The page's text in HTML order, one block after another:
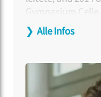
Gymnasium
Kantor an der
außerdem von
mit dem
Gemeinschafts-
Stephan
❯ Alle Infos